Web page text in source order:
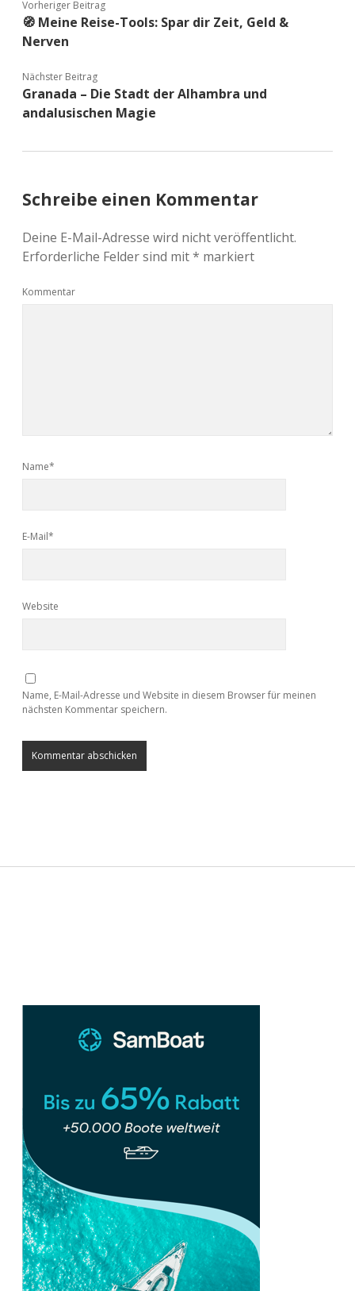
Vorheriger Beitrag
🧭 Meine Reise-Tools: Spar dir Zeit, Geld &
Nerven
Nächster Beitrag
Granada – Die Stadt der Alhambra und
andalusischen Magie
Schreibe einen Kommentar
Deine E-Mail-Adresse wird nicht veröffentlicht.
Erforderliche Felder sind mit* markiert
Kommentar
Name*
E-Mail*
Website
Name, E-Mail-Adresse und Website in diesem Browser für meinen
nächsten Kommentar speichern.